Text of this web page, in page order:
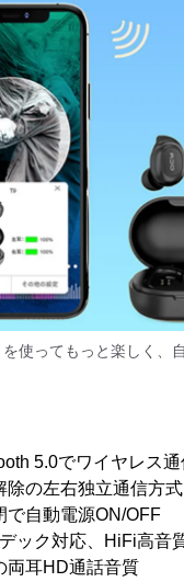
使ってもっと楽しく、
5.0でワイヤレス
除の左右独立通信方式
で自動電源ON/OFF
ック対応、HiFi高音
両耳HD通話音質